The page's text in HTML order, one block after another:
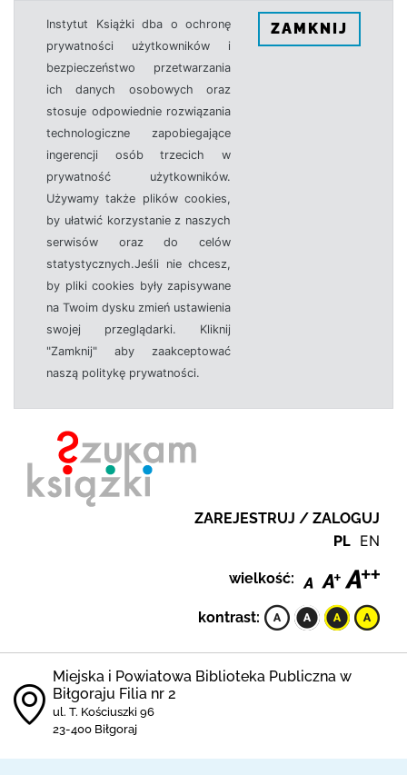
Instytut Książki dba o ochronę
prywatności użytkowników i
bezpieczeństwo przetwarzania
ich danych osobowych oraz
stosuje odpowiednie rozwiązania
technologiczne zapobiegające
ingerencji osób trzecich w
prywatność użytkowników.
Używamy także plików cookies,
by ułatwić korzystanie z naszych
serwisów oraz do celów
statystycznych.Jeśli nie chcesz,
by pliki cookies były zapisywane
na Twoim dysku zmień ustawienia
swojej przeglądarki. Kliknij
"Zamknij" aby zaakceptować
naszą politykę prywatności.
ZAMKNIJ
ZAREJESTRUJ / ZALOGUJ
PL EN
wielkość:
kontrast:
Miejska i Powiatowa Biblioteka Publiczna w
Biłgoraju Filia nr 2
ul. T. Kościuszki 96
23-400 Biłgoraj